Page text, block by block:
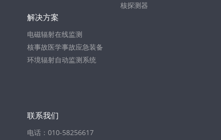
核探测器
解决方案
电磁辐射在线监测
核事故医学事故应急装备
环境辐射自动监测系统
联系我们
电话：010-58256617